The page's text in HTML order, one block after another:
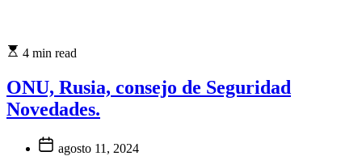
4 min read
ONU, Rusia, consejo de Seguridad
Novedades.
agosto 11, 2024